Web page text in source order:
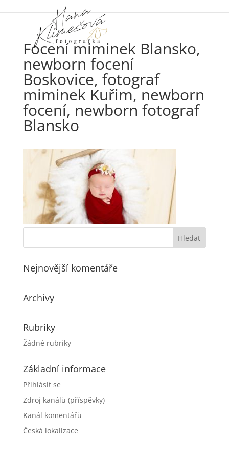
Focení miminek Blansko,
newborn focení
Boskovice, fotograf
miminek Kuřim, newborn
focení, newborn fotograf
Blansko
Nejnovější komentáře
Archivy
Rubriky
Žádné rubriky
Základní informace
Přihlásit se
Zdroj kanálů (příspěvky)
Kanál komentářů
Česká lokalizace